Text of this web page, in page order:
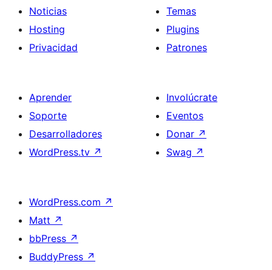
Noticias
Hosting
Privacidad
Temas
Plugins
Patrones
Aprender
Soporte
Desarrolladores
WordPress.tv ↗
Involúcrate
Eventos
Donar ↗
Swag ↗
WordPress.com ↗
Matt ↗
bbPress ↗
BuddyPress ↗